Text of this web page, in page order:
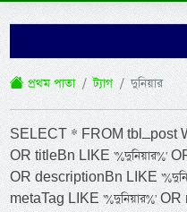
প্রথম পাতা ট্যাগ দুনিয়ার
SELECT * FROM tbl_post
OR titleBn LIKE '%দুনিয়ার%'
OR descriptionBn LIKE
metaTag LIKE '%দুনিয়ার%'